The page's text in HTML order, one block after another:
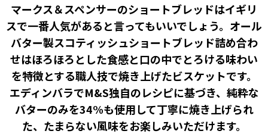
マークス＆スペンサーのショートブレッドはイギリ
スで一番人気があると言ってもいいでしょう。オール
バター製スコティッシュショートブレッド詰め合わ
せはほろほろとした食感と口の中でとろける味わい
を特徴とする職人技で焼き上げたビスケットです。
エディンバラでM&S独自のレシピに基づき、純粋な
バターのみを34%も使用して丁寧に焼き上げられ
た、たまらない風味をお楽しみいただけます。